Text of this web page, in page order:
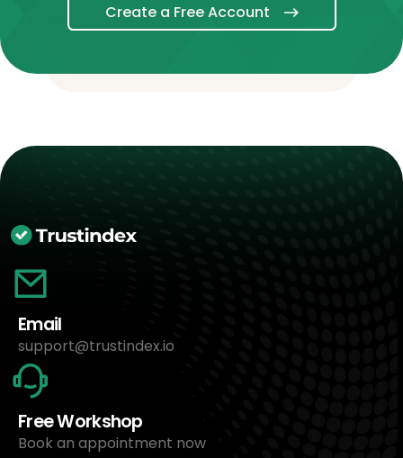
Create a Free Account
Email
support@trustindex.io
Free Workshop
Book an appointment now